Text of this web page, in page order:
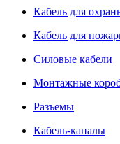
Кабель для
Кабель для
Силовые кабели
Монтажные
Разъемы
Кабель-каналы